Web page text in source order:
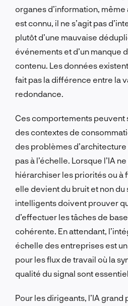
organes d’information,
est connu, il ne s’agit pas
plutôt d’une mauvaise
événements et d’un manque
contenu. Les données
fait pas la différence entre la
redondance.
Ces comportements peuvent
des contextes de
des problèmes
pas à l’échelle. Lorsque l’IA
hiérarchiser les priorités ou à
elle devient du bruit et non du
intelligents doivent prouver
d’effectuer les tâches de
cohérente. En attendant,
échelle des entreprises est
pour les flux de travail où la
qualité du signal sont
Pour les dirigeants, l’IA grand